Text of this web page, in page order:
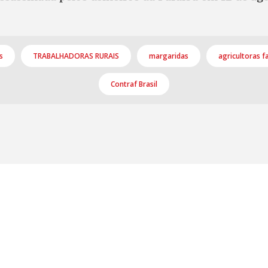
TRABALHADORAS RURAIS margaridas agricultoras
Contraf Brasil